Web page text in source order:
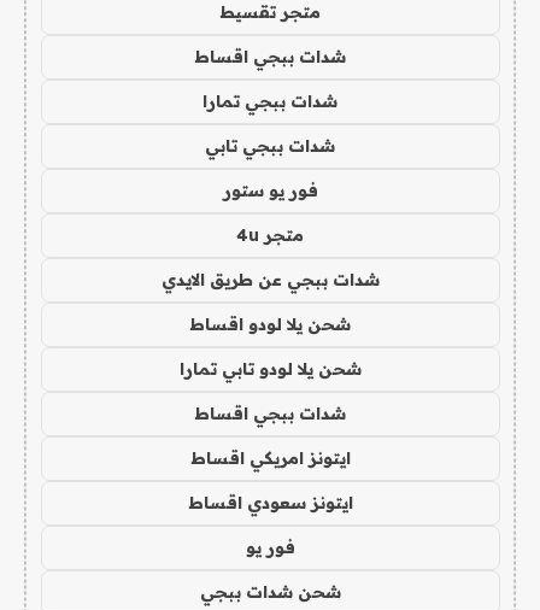
متجر تقسيط
شدات ببجي اقساط
شدات ببجي تمارا
شدات ببجي تابي
فور يو ستور
متجر 4u
شدات ببجي عن طريق الايدي
شحن يلا لودو اقساط
شحن يلا لودو تابي تمارا
شدات ببجي اقساط
ايتونز امريكي اقساط
ايتونز سعودي اقساط
فور يو
شحن شدات ببجي